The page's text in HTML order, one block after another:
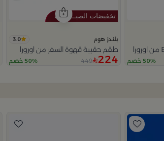
50% خصم
بلندز هوم 3.0
طقم حقيبة قهوة السفر من اورورا
224
449 50% خصم